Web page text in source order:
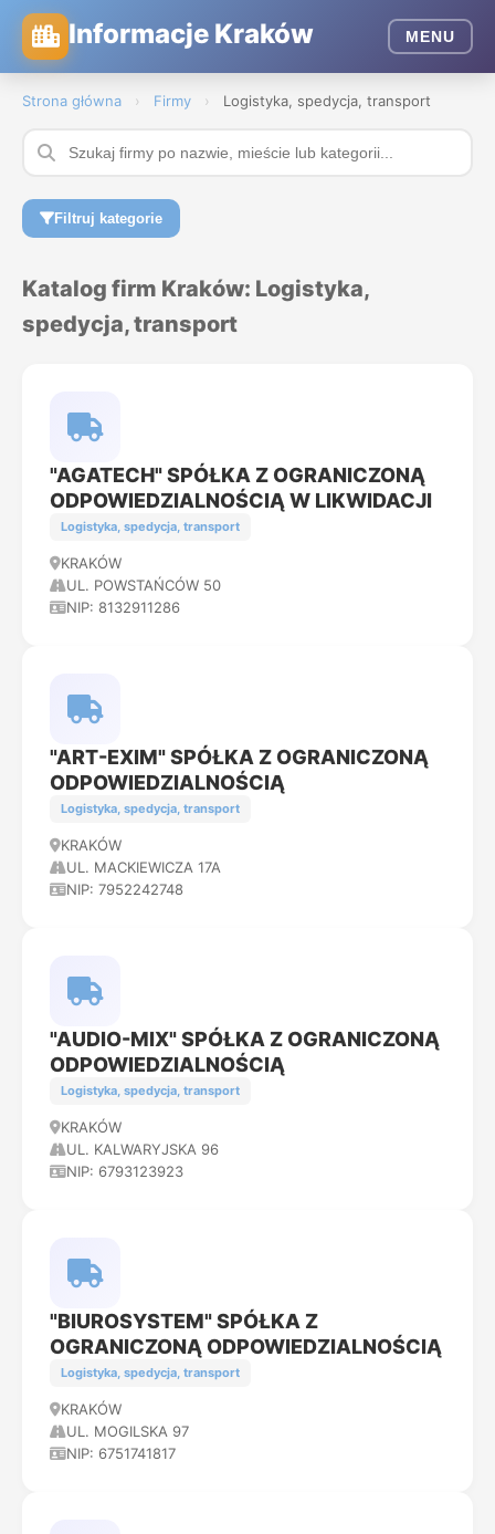
Informacje Kraków MENU
Strona główna › Firmy › Logistyka, spedycja, transport
Filtruj kategorie
Katalog firm Kraków: Logistyka,
spedycja, transport
"AGATECH" SPÓŁKA Z OGRANICZONĄ
ODPOWIEDZIALNOŚCIĄ W LIKWIDACJI
Logistyka, spedycja, transport
KRAKÓW
UL. POWSTAŃCÓW 50
NIP: 8132911286
"ART-EXIM" SPÓŁKA Z OGRANICZONĄ
ODPOWIEDZIALNOŚCIĄ
Logistyka, spedycja, transport
KRAKÓW
UL. MACKIEWICZA 17A
NIP: 7952242748
"AUDIO-MIX" SPÓŁKA Z OGRANICZONĄ
ODPOWIEDZIALNOŚCIĄ
Logistyka, spedycja, transport
KRAKÓW
UL. KALWARYJSKA 96
NIP: 6793123923
"BIUROSYSTEM" SPÓŁKA Z
OGRANICZONĄ ODPOWIEDZIALNOŚCIĄ
Logistyka, spedycja, transport
KRAKÓW
UL. MOGILSKA 97
NIP: 6751741817